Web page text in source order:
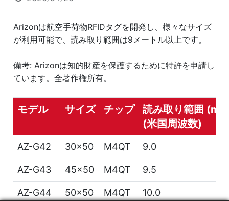
Arizonは航空手荷物RFIDタグを開発し、様々なサイズ
が利用可能で、読み取り範囲は9メートル以上です。
備考: Arizonは知的財産を保護するために特許を申請し
ています。全著作権所有。
モデル サイズ チップ
読み取り範囲 (m)
(米国周波数)
AZ-G42 30x50 M4QT 9.0
AZ-G43 45x50 M4QT 9.5
AZ-G44 50x50 M4QT 10.0